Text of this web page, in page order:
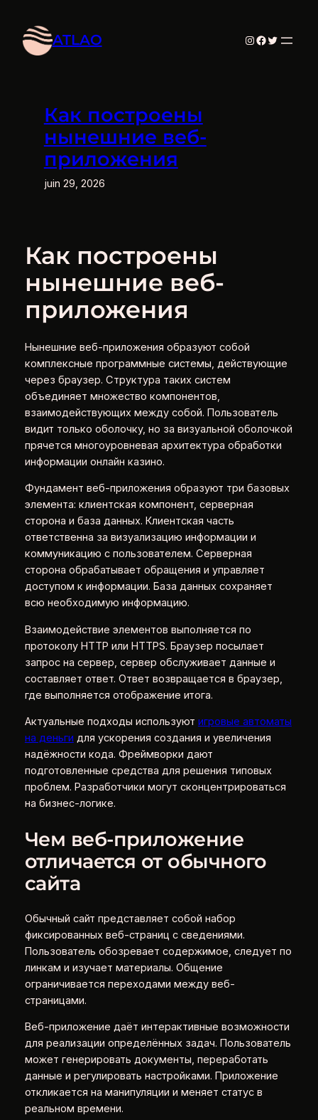
contenu
ATLAO Instagram
Facebook
Twitter
Как построены
нынешние веб-
приложения
juin 29, 2026
Как построены
нынешние веб-
приложения
Нынешние веб-приложения образуют собой
комплексные программные системы, действующие
через браузер. Структура таких систем
объединяет множество компонентов,
взаимодействующих между собой. Пользователь
видит только оболочку, но за визуальной оболочкой
прячется многоуровневая архитектура обработки
информации онлайн казино.
Фундамент веб-приложения образуют три базовых
элемента: клиентская компонент, серверная
сторона и база данных. Клиентская часть
ответственна за визуализацию информации и
коммуникацию с пользователем. Серверная
сторона обрабатывает обращения и управляет
доступом к информации. База данных сохраняет
всю необходимую информацию.
Взаимодействие элементов выполняется по
протоколу HTTP или HTTPS. Браузер посылает
запрос на сервер, сервер обслуживает данные и
составляет ответ. Ответ возвращается в браузер,
где выполняется отображение итога.
Актуальные подходы используют игровые автоматы
на деньги для ускорения создания и увеличения
надёжности кода. Фреймворки дают
подготовленные средства для решения типовых
проблем. Разработчики могут сконцентрироваться
на бизнес-логике.
Чем веб-приложение
отличается от обычного
сайта
Обычный сайт представляет собой набор
фиксированных веб-страниц с сведениями.
Пользователь обозревает содержимое, следует по
линкам и изучает материалы. Общение
ограничивается переходами между веб-
страницами.
Веб-приложение даёт интерактивные возможности
для реализации определённых задач. Пользователь
может генерировать документы, переработать
данные и регулировать настройками. Приложение
откликается на манипуляции и меняет статус в
реальном времени.